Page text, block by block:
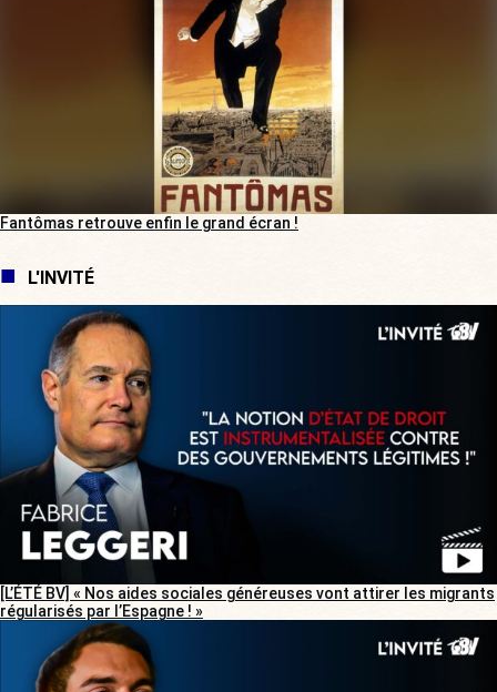
Fantômas retrouve enfin le grand écran !
L'INVITÉ
[L’ÉTÉ BV] « Nos aides sociales généreuses vont attirer les migrants
régularisés par l’Espagne ! »